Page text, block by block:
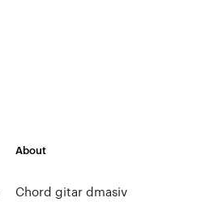
About
Chord gitar dmasiv